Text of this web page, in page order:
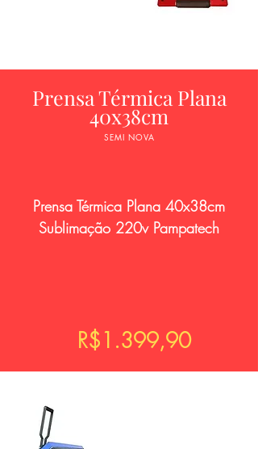
Prensa Térmica Plana
40x38cm
SEMI NOVA
Prensa Térmica Plana 40x38cm
Sublimação 220v Pampatech
R$1.399,90